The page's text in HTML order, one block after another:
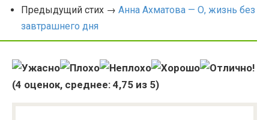
Предыдущий стих → Анна Ахматова — О, жизнь без
завтрашнего дня
(4 оценок, среднее: 4,75 из 5)